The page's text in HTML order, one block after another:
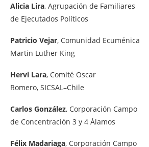
Alicia Lira, Agrupación de Familiares
de Ejecutados Políticos
Patricio Vejar, Comunidad Ecuménica
Martin Luther King
Hervi Lara, Comité Oscar
Romero, SICSAL–Chile
Carlos González, Corporación Campo
de Concentración 3 y 4 Álamos
Félix Madariaga, Corporación Campo